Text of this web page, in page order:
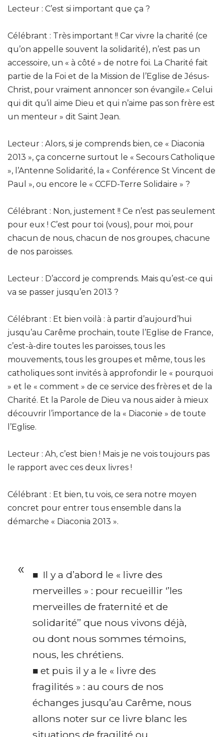
Lecteur : C’est si important que ça ?
Célébrant : Très important !! Car vivre la charité (ce
qu’on appelle souvent la solidarité), n’est pas un
accessoire, un « à côté » de notre foi. La Charité fait
partie de la Foi et de la Mission de l’Eglise de Jésus-
Christ, pour vraiment annoncer son évangile.« Celui
qui dit qu’il aime Dieu et qui n’aime pas son frère est
un menteur » dit Saint Jean.
Lecteur : Alors, si je comprends bien, ce « Diaconia
2013 », ça concerne surtout le « Secours Catholique
», l’Antenne Solidarité, la « Conférence St Vincent de
Paul », ou encore le « CCFD-Terre Solidaire » ?
Célébrant : Non, justement !! Ce n’est pas seulement
pour eux ! C’est pour toi (vous), pour moi, pour
chacun de nous, chacun de nos groupes, chacune
de nos paroisses.
Lecteur : D’accord je comprends. Mais qu’est-ce qui
va se passer jusqu’en 2013 ?
Célébrant : Et bien voilà : à partir d’aujourd’hui
jusqu’au Carême prochain, toute l’Eglise de France,
c’est-à-dire toutes les paroisses, tous les
mouvements, tous les groupes et même, tous les
catholiques sont invités à approfondir le « pourquoi
» et le « comment » de ce service des frères et de la
Charité. Et la Parole de Dieu va nous aider à mieux
découvrir l’importance de la « Diaconie » de toute
l’Eglise.
Lecteur : Ah, c’est bien ! Mais je ne vois toujours pas
le rapport avec ces deux livres !
Célébrant : Et bien, tu vois, ce sera notre moyen
concret pour entrer tous ensemble dans la
démarche « Diaconia 2013 ».
■ Il y a d’abord le « livre des
merveilles » : pour recueillir ‘’les
merveilles de fraternité et de
solidarité’’ que nous vivons déjà,
ou dont nous sommes témoins,
nous, les chrétiens.
■ et puis il y a le « livre des
fragilités » : au cours de nos
échanges jusqu’au Carême, nous
allons noter sur ce livre blanc les
situations de fragilité ou